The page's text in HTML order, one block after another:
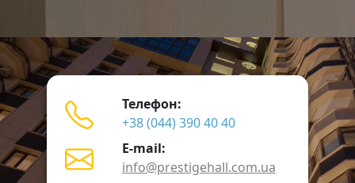
Телефон:
+38 (044) 390 40 40
E-mail:
info@prestigehall.com.ua